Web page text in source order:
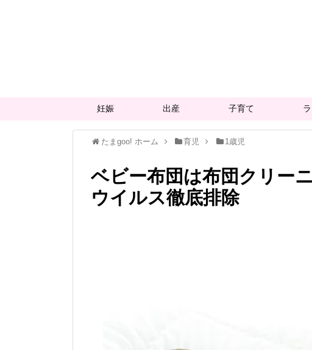
妊娠 出産 子育て
たまgoo! ホーム 育児 1歳児
ベビー布団は布団クリー
ウイルス徹底排除